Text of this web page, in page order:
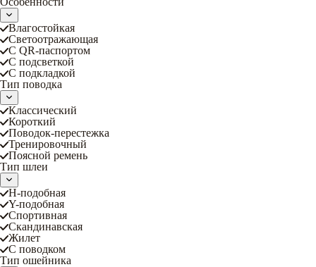
Влагостойкая
Светоотражающая
С QR-паспортом
С подсветкой
С подкладкой
Тип поводка
Классический
Короткий
Поводок-перестежка
Тренировочный
Поясной ремень
Тип шлеи
Н-подобная
Y-подобная
Спортивная
Скандинавская
Жилет
С поводком
Тип ошейника